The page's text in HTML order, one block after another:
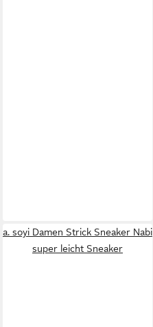
a. soyi Damen Strick Sneaker Nabi
super leicht Sneaker